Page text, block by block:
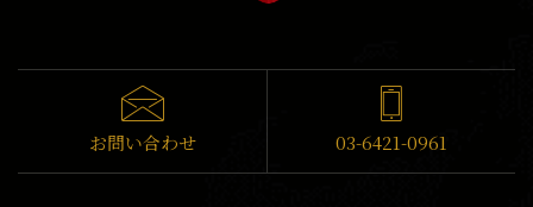
お問い合わせ 03-6421-0961